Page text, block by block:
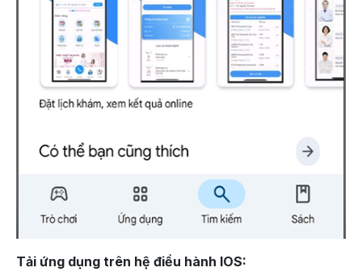
Tải ứng dụng trên hệ điều hành IOS: